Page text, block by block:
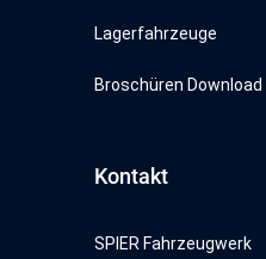
Lagerfahrzeuge
Broschüren Download
Kontakt
SPIER Fahrzeugwerk